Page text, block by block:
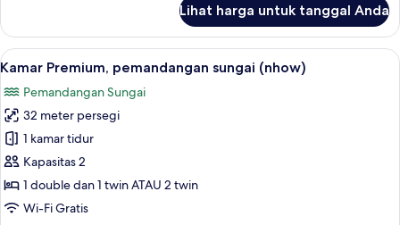
Kamar
Double
atau
Lihat harga untuk tanggal Anda
Lihat
semua
foto
untuk
Kamar
Premium,
pemandangan
sungai
Kamar Premium, pemandangan
7
Kamar Premium, pemandangan sungai (nhow)
Pemandangan Sungai
32 meter persegi
1 kamar tidur
Kapasitas 2
1 double dan 1 twin ATAU 2 twin
Wi-Fi Gratis